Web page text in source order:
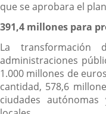
que se aprobara el
391,4 millones para
La transformación
administraciones
1.000 millones de
cantidad, 578,6
ciudades